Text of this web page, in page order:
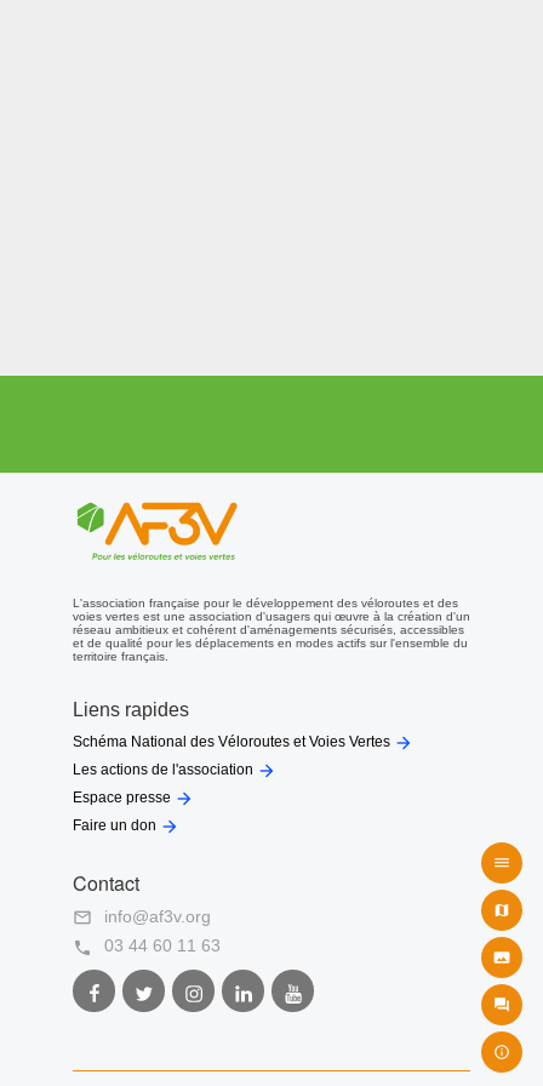





L'association française pour le développement des véloroutes et des
voies vertes est une association d'usagers qui œuvre à la création d'un
réseau ambitieux et cohérent d'aménagements sécurisés, accessibles
et de qualité pour les déplacements en modes actifs sur l'ensemble du
territoire français.
Liens rapides
Schéma National des Véloroutes et Voies Vertes 
Les actions de l'association 
Espace presse 
Faire un don 
Contact

info@af3v.org

03 44 60 11 63
Facebook
AF3V
Twitter
AF3V
Instagram
AF3V
LinkedIn
AF3V
Youtube
AF3V